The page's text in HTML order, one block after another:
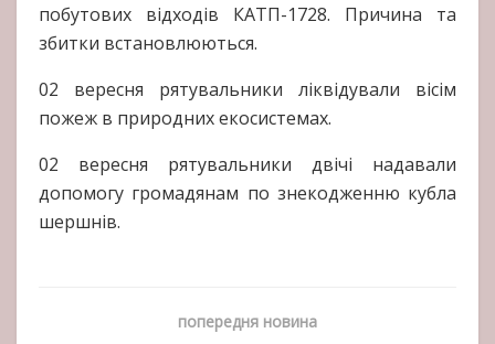
побутових відходів КАТП-1728. Причина та
збитки встановлюються.
02 вересня рятувальники ліквідували вісім
пожеж в природних екосистемах.
02 вересня рятувальники двічі надавали
допомогу громадянам по знекодженню кубла
шершнів.
попередня новина